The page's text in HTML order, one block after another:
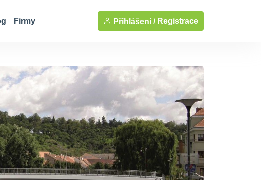
Firmy Přihlášení / Registrace